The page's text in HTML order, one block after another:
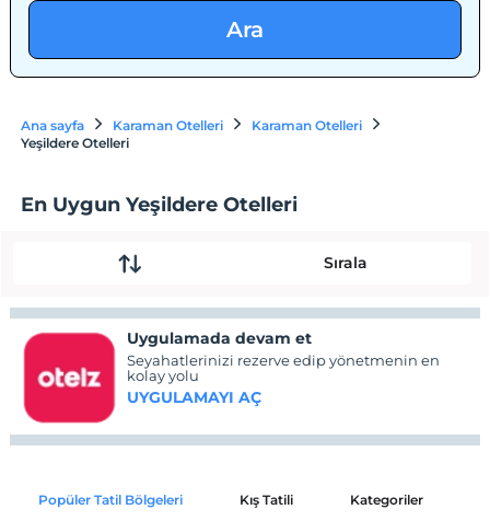
Ara
Ana sayfa Karaman Otelleri
Karaman Otelleri
Yeşildere Otelleri
En Uygun Yeşildere Otelleri
Sırala
Uygulamada devam et
Seyahatlerinizi rezerve edip yönetmenin en
kolay yolu
UYGULAMAYI AÇ
Popüler Tatil Bölgeleri Kış Tatili Kategoriler